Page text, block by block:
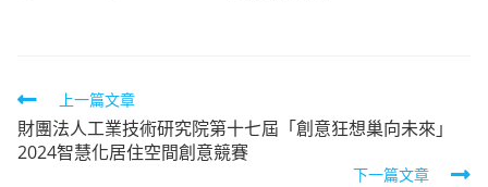
Read
more
articles
上一篇文章
財團法人工業技術研究院第十七屆「創意狂想巢向未來」
2024智慧化居住空間創意競賽
下一篇文章